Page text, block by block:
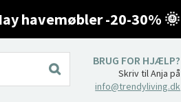
havemøbler -20-30% 🌞
BRUG FOR HJÆLP?
Skriv til Anja på
info@trendyliving.dk